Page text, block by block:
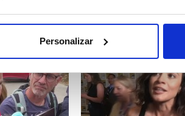
Personalizar